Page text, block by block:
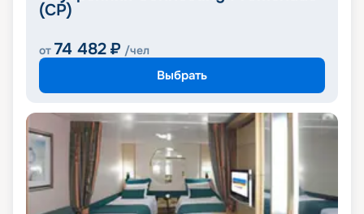
(CP)
от 74 482 ₽ /чел
Выбрать